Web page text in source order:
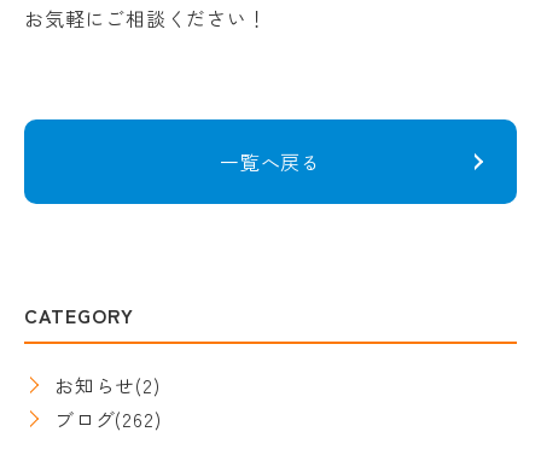
お気軽にご相談ください！
一覧へ戻る
CATEGORY
お知らせ(2)
ブログ(262)